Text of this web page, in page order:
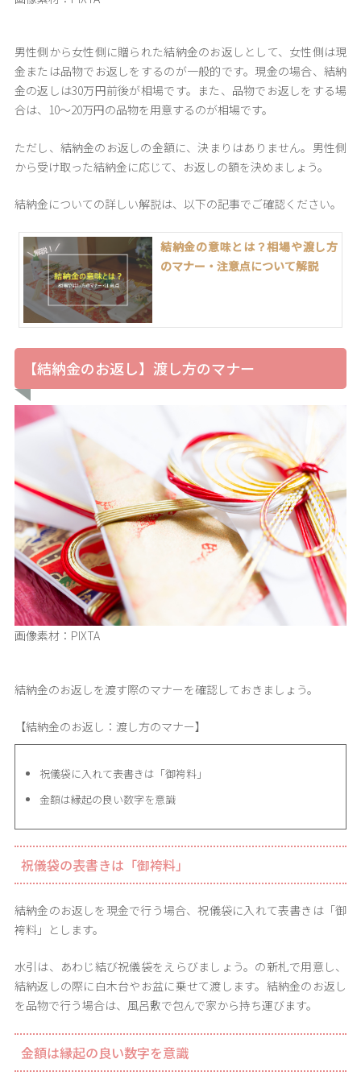
男性側から女性側に贈られた結納金のお返しとして、女性側は現
金または品物でお返しをするのが一般的です。現金の場合、結納
金の返しは30万円前後が相場です。また、品物でお返しをする場
合は、10～20万円の品物を用意するのが相場です。
ただし、結納金のお返しの金額に、決まりはありません。男性側
から受け取った結納金に応じて、お返しの額を決めましょう。
結納金についての詳しい解説は、以下の記事でご確認ください。
結納金の意味とは？相場や渡し方
のマナー・注意点について解説
【結納金のお返し】渡し方のマナー
画像素材：PIXTA
結納金のお返しを渡す際のマナーを確認しておきましょう。
【結納金のお返し：渡し方のマナー】
祝儀袋に入れて表書きは「御袴料」
金額は縁起の良い数字を意識
祝儀袋の表書きは「御袴料」
結納金のお返しを現金で行う場合、祝儀袋に入れて表書きは「御
袴料」とします。
水引は、あわじ結び祝儀袋をえらびましょう。の新札で用意し、
結納返しの際に白木台やお盆に乗せて渡します。結納金のお返し
を品物で行う場合は、風呂敷で包んで家から持ち運びます。
金額は縁起の良い数字を意識